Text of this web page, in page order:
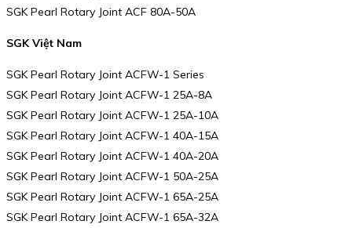
SGK Pearl Rotary Joint ACF 80A-50A
SGK Việt Nam
SGK Pearl Rotary Joint ACFW-1 Series
SGK Pearl Rotary Joint ACFW-1 25A-8A
SGK Pearl Rotary Joint ACFW-1 25A-10A
SGK Pearl Rotary Joint ACFW-1 40A-15A
SGK Pearl Rotary Joint ACFW-1 40A-20A
SGK Pearl Rotary Joint ACFW-1 50A-25A
SGK Pearl Rotary Joint ACFW-1 65A-25A
SGK Pearl Rotary Joint ACFW-1 65A-32A